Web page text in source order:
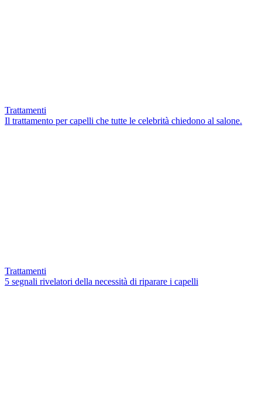
Trattamenti
Il trattamento per capelli che tutte le celebrità chiedono al salone.
Trattamenti
5 segnali rivelatori della necessità di riparare i capelli